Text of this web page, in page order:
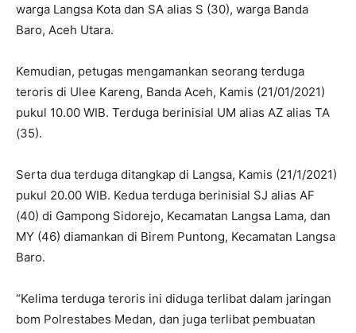
warga Langsa Kota dan SA alias S (30), warga Banda
Baro, Aceh Utara.
Kemudian, petugas mengamankan seorang terduga
teroris di Ulee Kareng, Banda Aceh, Kamis (21/01/2021)
pukul 10.00 WIB. Terduga berinisial UM alias AZ alias TA
(35).
Serta dua terduga ditangkap di Langsa, Kamis (21/1/2021)
pukul 20.00 WIB. Kedua terduga berinisial SJ alias AF
(40) di Gampong Sidorejo, Kecamatan Langsa Lama, dan
MY (46) diamankan di Birem Puntong, Kecamatan Langsa
Baro.
“Kelima terduga teroris ini diduga terlibat dalam jaringan
bom Polrestabes Medan, dan juga terlibat pembuatan